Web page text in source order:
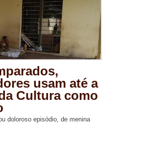
usam até a
Cultura como
doloroso episódio, de menina